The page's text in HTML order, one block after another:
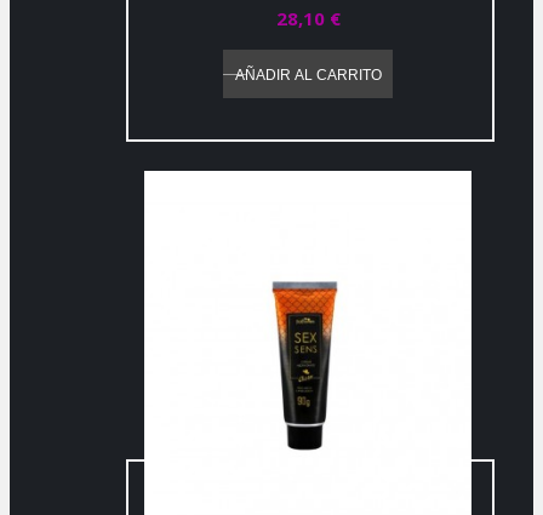
28,10 €
AÑADIR AL CARRITO